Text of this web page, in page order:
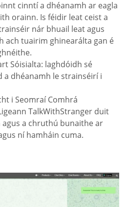
cinntí a dhéanamh ar eagla
orainn. Is féidir leat ceist a
nár bhuail leat agus
ach tuairim ghinearálta gan é
Sóisialta: laghdóidh sé
a dhéanamh le strainséirí i
i Seomraí Comhrá
TalkWithStranger duit
agus a chruthú bunaithe ar
ní hamháin cuma.